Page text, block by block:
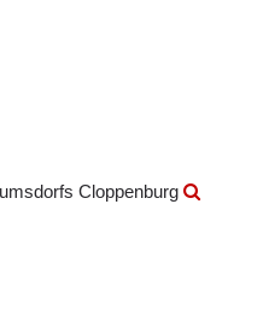
Cloppenburg